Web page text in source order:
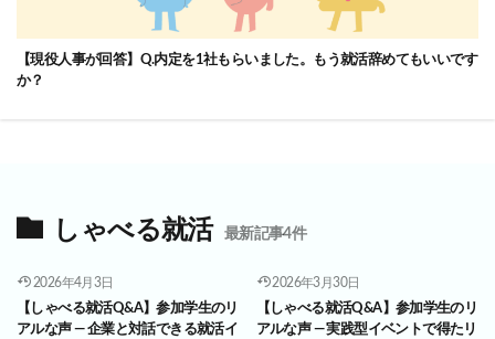
【現役人事が回答】Q.内定を1社もらいました。もう就活辞めてもいいです
か？
しゃべる就活 最新記事4件
2026年4月3日
【しゃべる就活Q&A】参加学生のリ
アルな声 ― 企業と対話できる就活イ
2026年3月30日
【しゃべる就活Q&A】参加学生のリ
アルな声 ― 実践型イベントで得たリ